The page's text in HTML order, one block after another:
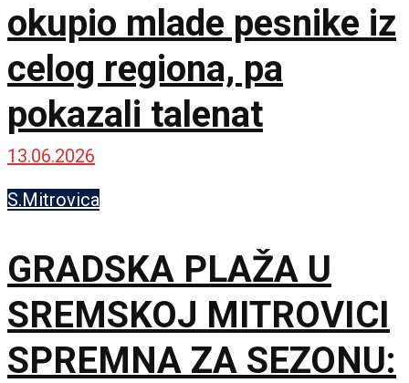
okupio mlade pesnike iz
celog regiona, pa
pokazali talenat
13.06.2026
S.Mitrovica
GRADSKA PLAŽA U
SREMSKOJ MITROVICI
SPREMNA ZA SEZONU: